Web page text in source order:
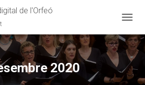
de l'Orfeó
LA
2020